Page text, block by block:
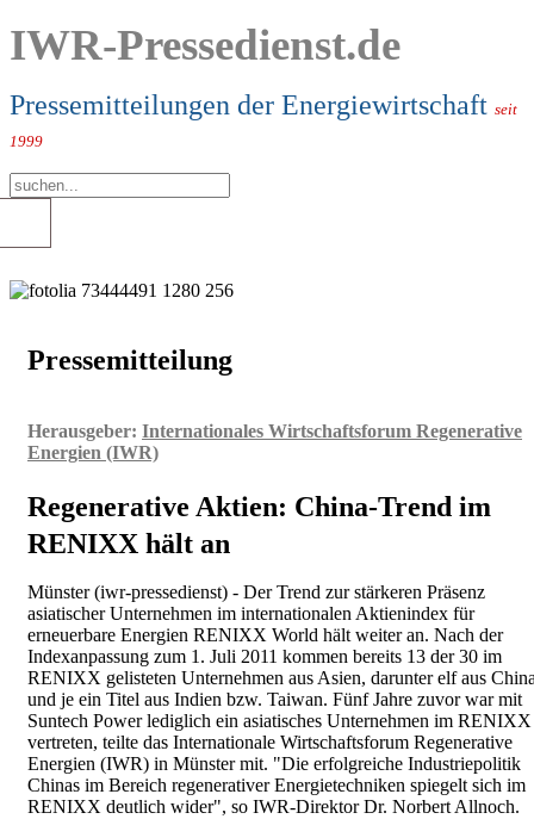
IWR-Pressedienst.de
Pressemitteilungen der Energiewirtschaft seit
1999
Pressemitteilung
Herausgeber: Internationales Wirtschaftsforum Regenerative
Energien (IWR)
Regenerative Aktien: China-Trend im
RENIXX hält an
Münster (iwr-pressedienst) - Der Trend zur stärkeren Präsenz
asiatischer Unternehmen im internationalen Aktienindex für
erneuerbare Energien RENIXX World hält weiter an. Nach der
Indexanpassung zum 1. Juli 2011 kommen bereits 13 der 30 im
RENIXX gelisteten Unternehmen aus Asien, darunter elf aus
und je ein Titel aus Indien bzw. Taiwan. Fünf Jahre zuvor war mit
Suntech Power lediglich ein asiatisches Unternehmen im RENIXX
vertreten, teilte das Internationale Wirtschaftsforum Regenerative
Energien (IWR) in Münster mit. "Die erfolgreiche Industriepolitik
Chinas im Bereich regenerativer Energietechniken spiegelt sich im
RENIXX deutlich wider", so IWR-Direktor Dr. Norbert Allnoch.